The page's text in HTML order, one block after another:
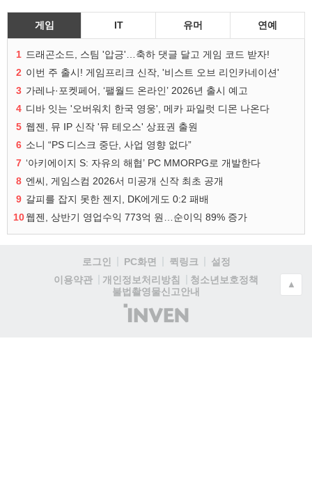
게임 IT 유머 연예
1 드래곤소드, 스팀 '압긍'…축하 댓글 달고 게임 코드 받자!
2 이번 주 출시! 게임프리크 신작, '비스트 오브 리인카네이션'
3 가레나·포켓페어, ‘팰월드 온라인’ 2026년 출시 예고
4 디바 잇는 '오버워치 한국 영웅', 메카 파일럿 디몬 나온다
5 웹젠, 뮤 IP 신작 '뮤 테오스' 상표권 출원
6 소니 “PS 디스크 중단, 사업 영향 없다”
7 ‘아키에이지 S: 자유의 해협’ PC MMORPG로 개발한다
8 엔씨, 게임스컴 2026서 미공개 신작 최초 공개
9 갈피를 잡지 못한 젠지, DK에게도 0:2 패배
10웹젠, 상반기 영업수익 773억 원…순이익 89% 증가
로그인 PC화면 퀵링크
설정
이용약관
개인정보처리방침
청소년보호정책
불법촬영물신고안내
(주)
인
▲